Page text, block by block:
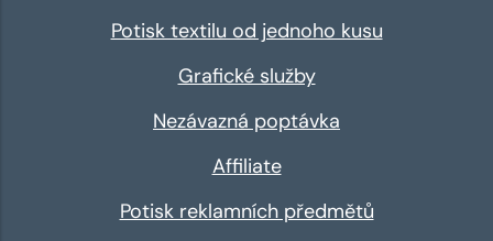
Potisk textilu od jednoho kusu
Grafické služby
Nezávazná poptávka
Affiliate
Potisk reklamních předmětů